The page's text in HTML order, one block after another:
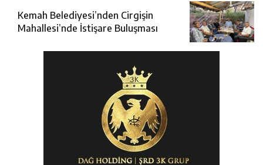
Kemah Belediyesi’nden Cirgişin
Mahallesi’nde İstişare Buluşması